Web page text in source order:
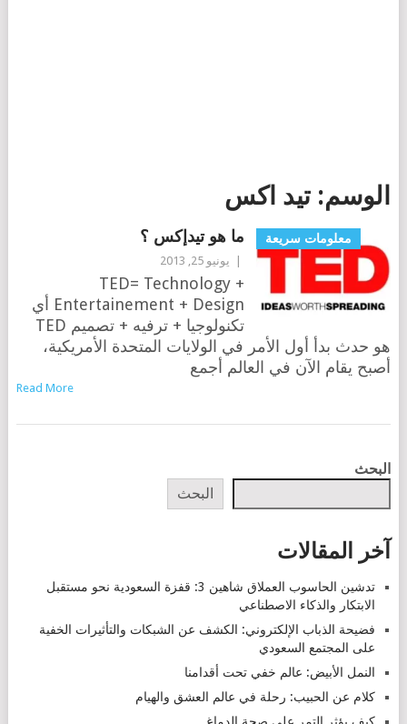
الوسم: تيد اكس
معلومات سريعة ما هو تيدإكس ؟
يونيو 25, 2013
TED= Technology +
Entertainement + Design أي
تكنولوجيا + ترفيه + تصميم TED
هو حدث بدأ أول الأمر في الولايات المتحدة الأمريكية،
أصبح يقام الآن في العالم أجمع
Read More
POSTS
البحث
البحث
آخر المقالات
تدشين الحاسوب العملاق شاهين 3: قفزة السعودية نحو مستقبل
الابتكار والذكاء الاصطناعي
فضيحة الذباب الإلكتروني: الكشف عن الشبكات والتأثيرات الخفية
على المجتمع السعودي
النمل الأبيض: عالم خفي تحت أقدامنا
كلام عن الحبيب: رحلة في عالم العشق والهيام